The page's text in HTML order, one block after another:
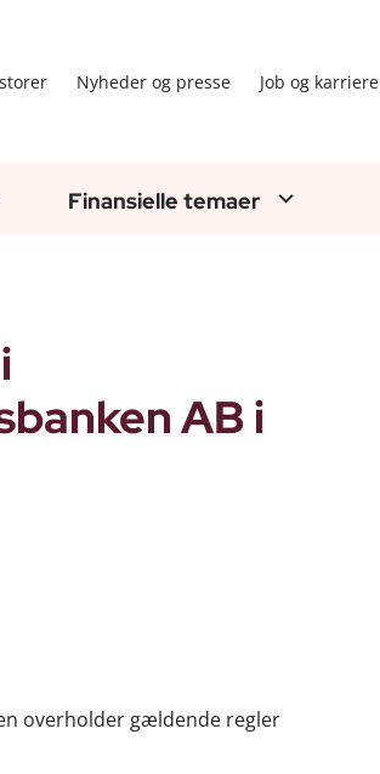
Nyheder og presse Job og karriere
Finansielle temaer
AB i
overholder gældende regler